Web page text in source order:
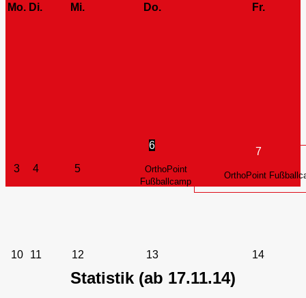
Mo. Di. Mi. Do. Fr.
3 4 5
6
OrthoPoint
Fußballcamp
7
OrthoPoint
10 11 12 13 14
Statistik (ab 17.11.14)